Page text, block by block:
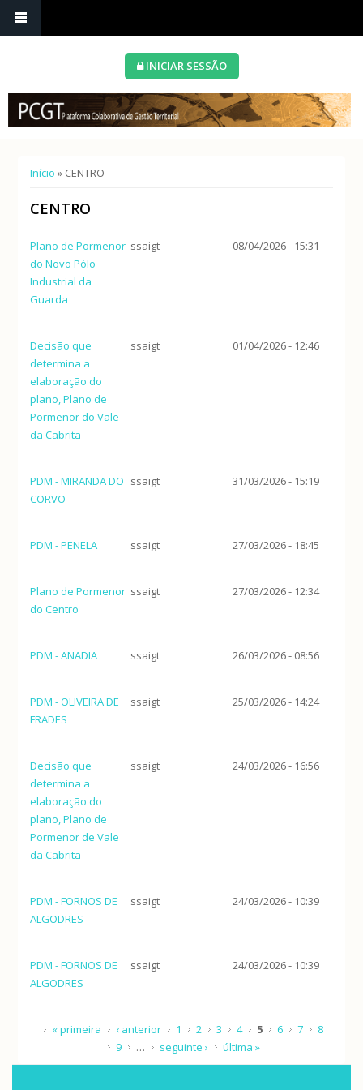
INICIAR SESSÃO
Está aqui
Início » CENTRO
CENTRO
Plano de Pormenor
do Novo Pólo
Industrial da
Guarda
ssaigt 08/04/2026 - 15:31
Decisão que
determina a
elaboração do
plano, Plano de
Pormenor do Vale
da Cabrita
ssaigt 01/04/2026 - 12:46
PDM - MIRANDA DO
CORVO
ssaigt 31/03/2026 - 15:19
PDM - PENELA ssaigt 27/03/2026 - 18:45
Plano de Pormenor
do Centro
ssaigt 27/03/2026 - 12:34
PDM - ANADIA ssaigt 26/03/2026 - 08:56
PDM - OLIVEIRA DE
FRADES
ssaigt 25/03/2026 - 14:24
Decisão que
determina a
elaboração do
plano, Plano de
Pormenor de Vale
da Cabrita
ssaigt 24/03/2026 - 16:56
PDM - FORNOS DE
ALGODRES
ssaigt 24/03/2026 - 10:39
PDM - FORNOS DE
ALGODRES
ssaigt 24/03/2026 - 10:39
Páginas
« primeira ‹ anterior 1 2 3 4 5 6 7
8
9
… seguinte › última »